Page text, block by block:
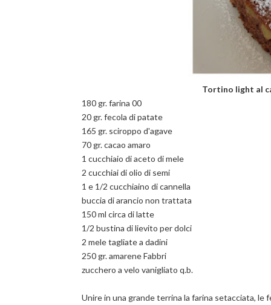
Tortino light al
180 gr. farina 00
20 gr. fecola di patate
165 gr. sciroppo d'agave
70 gr. cacao amaro
1 cucchiaio di aceto di mele
2 cucchiai di olio di semi
1 e 1/2 cucchiaino di cannella
buccia di arancio non trattata
150 ml circa di latte
1/2 bustina di lievito per dolci
2 mele tagliate a dadini
250 gr. amarene Fabbri
zucchero a velo vanigliato q.b.
Unire in una grande terrina la farina setacciata, le